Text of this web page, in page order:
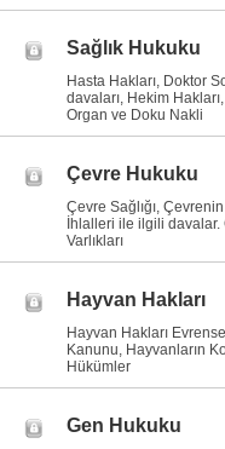
Sağlık Hukuku
Hasta Hakları, Doktor
davaları, Hekim
Organ ve Doku Nakli
Çevre Hukuku
Çevre Sağlığı,
İhlalleri ile ilgili
Varlıkları
Hayvan Hakları
Hayvan Hakları
Kanunu, Hayvanların
Hükümler
Gen Hukuku